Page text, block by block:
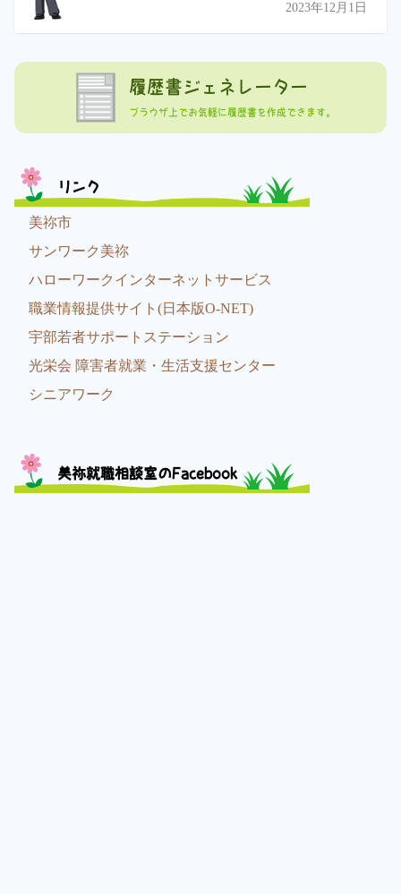
2023年12月1日
履歴書ジェネレーター
ブラウザ上でお気軽に履歴書を作成できます。
リンク
美祢市
サンワーク美祢
ハローワークインターネットサービス
職業情報提供サイト(日本版O-NET)
宇部若者サポートステーション
光栄会 障害者就業・生活支援センター
シニアワーク
美祢就職相談室のFacebook